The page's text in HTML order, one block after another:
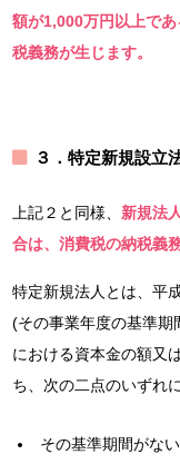
額が1,000万円以上で
税義務が生じます。
３．特定新規設立
上記２と同様、 新規法
合は、消費税の納税義
特定新規法人とは、平
(その事業年度の基準期
における資本金の額又
ち、次の二点のいずれ
その基準期間がな